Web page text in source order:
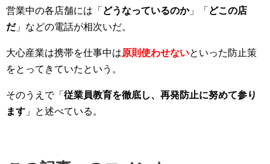
営業中の各店舗には「 どうなっているのか」「 どこの店
だ」などの電話が相次いだ。
大心産業は携帯を仕事中は原則使わせないといった防止策
をとってきていたという。
そのうえで「 従業員教育を徹底し、再発防止に努めて参り
ます 」と述べている。